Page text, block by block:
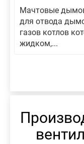
Мачтовые
для отвода
газов котлов
жидком,...